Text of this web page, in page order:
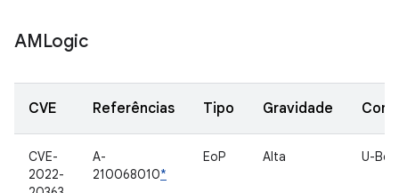
AMLogic
CVE Referências Tipo Gravidade
CVE-
2022-
A-
210068010*
EoP Alta U-